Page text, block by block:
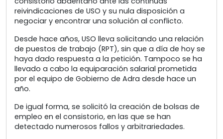
reivindicaciones de USO y su nula disposición a
negociar y encontrar una solución al conflicto.
Desde hace años, USO lleva solicitando una relación
de puestos de trabajo (RPT), sin que a día de hoy se
haya dado respuesta a la petición. Tampoco se ha
llevado a cabo la equiparación salarial prometida
por el equipo de Gobierno de Adra desde hace un
año.
De igual forma, se solicitó la creación de bolsas de
empleo en el consistorio, en las que se han
detectado numerosos fallos y arbitrariedades.